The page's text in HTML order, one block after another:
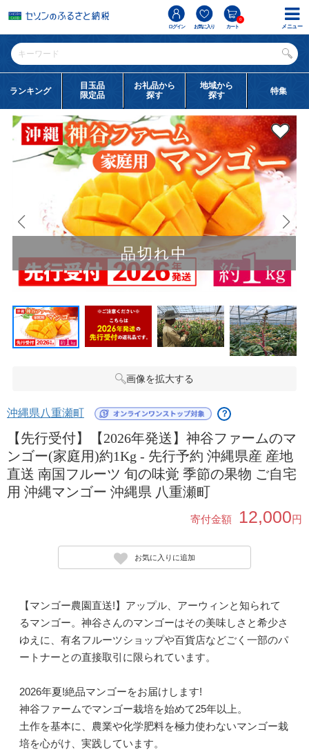
ログイン お気に入り カート
0
ランキング
目玉品
限定品
お礼品から
探す
地域から
探す
特集
品切れ中
画像を拡大する
沖縄県八重瀬町 ？
【先行受付】【2026年発送】神谷ファームのマ
ンゴー(家庭用)約1Kg - 先行予約 沖縄県産 産地
直送 南国フルーツ 旬の味覚 季節の果物 ご自宅
用 沖縄マンゴー 沖縄県 八重瀬町
寄付金額 12,000円
お気に入りに追加
【マンゴー農園直送!】アップル、アーウィンと知られて
るマンゴー。神谷さんのマンゴーはその美味しさと希少さ
ゆえに、有名フルーツショップや百貨店などごく一部のパ
ートナーとの直接取引に限られています。
2026年夏!絶品マンゴーをお届けします!
神谷ファームでマンゴー栽培を始めて25年以上。
土作を基本に、農業や化学肥料を極力使わないマンゴー栽
培を心がけ、実践しています。
メニュー